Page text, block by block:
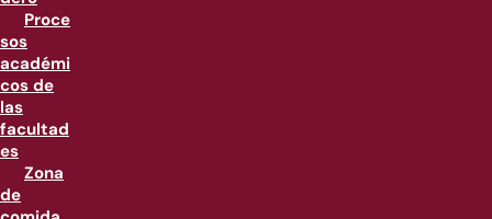
Proce
sos
académi
cos de
las
facultad
es
Zona
de